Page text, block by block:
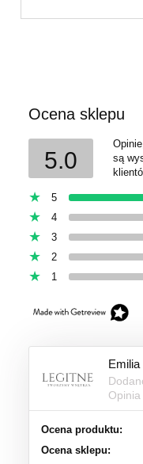
Ocena sklepu
5.0
są
5
4
3
2
1
Emilia
Ocena produktu:
Ocena sklepu: